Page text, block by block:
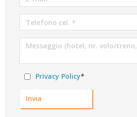
Privacy Policy*
Invia